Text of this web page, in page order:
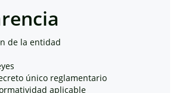
de la entidad
único reglamentario
aplicable